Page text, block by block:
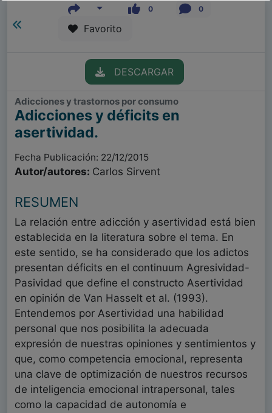
0 0
Favorito
DESCARGAR
Adicciones y trastornos por consumo
Adicciones y déficits en
asertividad.
Fecha Publicación: 22/12/2015
Autor/autores: Carlos Sirvent
RESUMEN
La relación entre adicción y asertividad está bien
establecida en la literatura sobre el tema. En
este sentido, se ha considerado que los adictos
presentan déficits en el continuum Agresividad-
Pasividad que define el constructo Asertividad
en opinión de Van Hasselt et al. (1993).
Entendemos por Asertividad una habilidad
personal que nos posibilita la adecuada
expresión de nuestras opiniones y sentimientos y
que, como competencia emocional, representa
una clave de optimización de nuestros recursos
de inteligencia emocional intrapersonal, tales
como la capacidad de autonomía e